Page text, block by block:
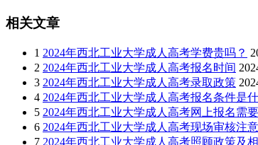
相关文章
1 2024年西北工业大学成人高考学费贵吗？
2 2024年西北工业大学成人高考报名时间
3 2024年西北工业大学成人高考录取政策
4 2024年西北工业大学成人高考报名条件是
5 2024年西北工业大学成人高考网上报名需
6 2024年西北工业大学成人高考现场审核注
7 2024年西北工业大学成人高考照顾政策及